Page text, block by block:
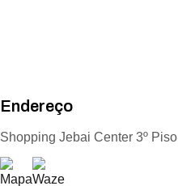
Endereço
Shopping Jebai Center 3º Piso